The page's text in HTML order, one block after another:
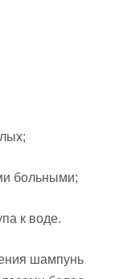
больными;
к воде.
шампунь